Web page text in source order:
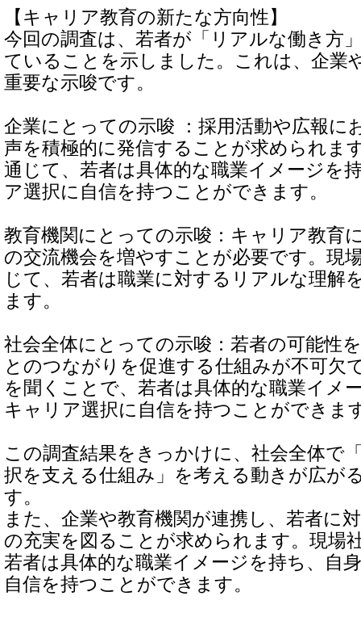
【キャリア教育の新たな方向性】
今回の調査は、若者が「リアルな働き方
ていることを示しました。これは、企業
重要な示唆です。
企業にとっての示唆 ：採用活動や広報に
声を積極的に発信することが求められま
通じて、若者は具体的な職業イメージを
ア選択に自信を持つことができます。
教育機関にとっての示唆：キャリア教育
の交流機会を増やすことが必要です。現
じて、若者は職業に対するリアルな理解
ます。
社会全体にとっての示唆：若者の可能性
とのつながりを促進する仕組みが不可欠
を聞くことで、若者は具体的な職業イメ
キャリア選択に自信を持つことができま
この調査結果をきっかけに、社会全体で
択を支える仕組み」を考える動きが広が
す。
また、企業や教育機関が連携し、若者に
の充実を図ることが求められます。現場
若者は具体的な職業イメージを持ち、自
自信を持つことができます。